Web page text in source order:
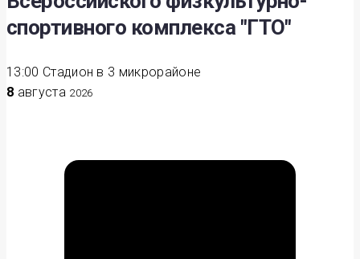
спортивного комплекса "ГТО"
13:00 Стадион в 3 микрорайоне
8 августа 2026